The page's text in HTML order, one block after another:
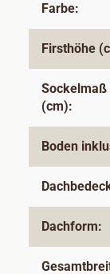
Farbe:
Firsthöhe
Sockelmaß
(cm):
Boden
Dachform: